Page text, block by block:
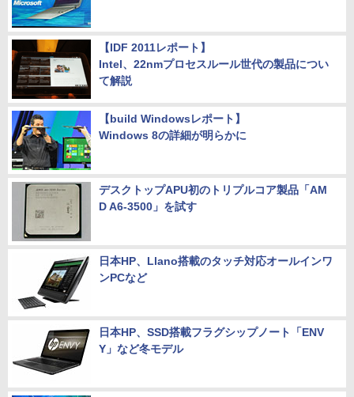
【IDF 2011レポート】
Intel、22nmプロセスルール世代の製品につい
て解説
【build Windowsレポート】
Windows 8の詳細が明らかに
デスクトップAPU初のトリプルコア製品「AM
D A6-3500」を試す
日本HP、Llano搭載のタッチ対応オールインワ
ンPCなど
日本HP、SSD搭載フラグシップノート「ENV
Y」など冬モデル